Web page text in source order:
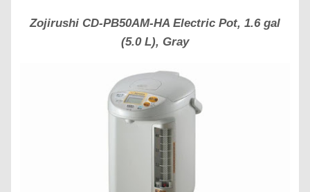
Zojirushi CD-PB50AM-HA Electric Pot, 1.6 gal
(5.0 L), Gray